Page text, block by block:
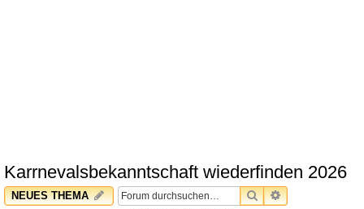
Karrnevalsbekanntschaft wiederfinden 2026
NEUES THEMA SUCHEERWEITERTE